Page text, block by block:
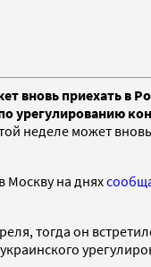
вновь приехать в
урегулированию
неделе может
Москву на днях
тогда он